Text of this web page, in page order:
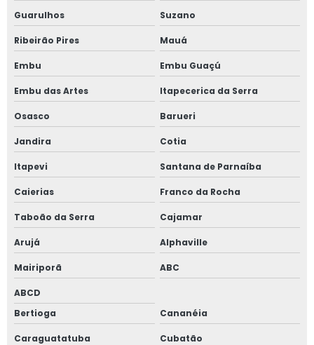
Guarulhos Suzano
Ribeirão Pires Mauá
Embu Embu Guaçú
Embu das Artes Itapecerica da Serra
Osasco Barueri
Jandira Cotia
Itapevi Santana de Parnaíba
Caierias Franco da Rocha
Taboão da Serra Cajamar
Arujá Alphaville
Mairiporã ABC
ABCD
Bertioga
Cananéia
Caraguatatuba Cubatão